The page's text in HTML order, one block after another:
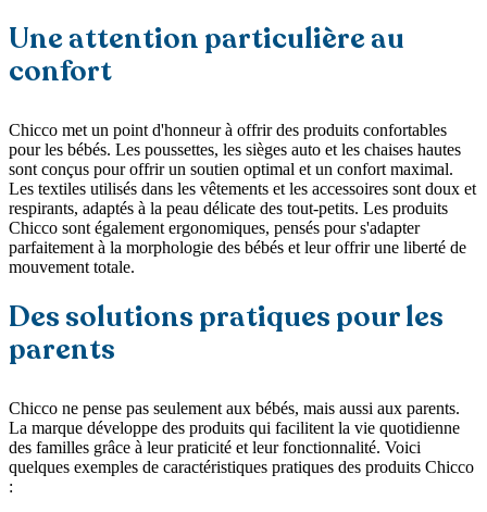
Une attention particulière au
confort
Chicco met un point d'honneur à offrir des produits confortables
pour les bébés. Les poussettes, les sièges auto et les chaises hautes
sont conçus pour offrir un soutien optimal et un confort maximal.
Les textiles utilisés dans les vêtements et les accessoires sont doux et
respirants, adaptés à la peau délicate des tout-petits. Les produits
Chicco sont également ergonomiques, pensés pour s'adapter
parfaitement à la morphologie des bébés et leur offrir une liberté de
mouvement totale.
Des solutions pratiques pour les
parents
Chicco ne pense pas seulement aux bébés, mais aussi aux parents.
La marque développe des produits qui facilitent la vie quotidienne
des familles grâce à leur praticité et leur fonctionnalité. Voici
quelques exemples de caractéristiques pratiques des produits Chicco
: